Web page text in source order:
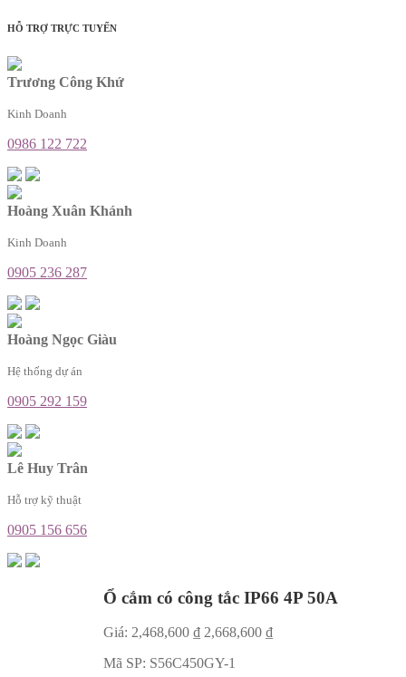
HỖ TRỢ TRỰC TUYẾN
Trương Công Khứ
Kinh Doanh
0986 122 722
Hoàng Xuân Khánh
Kinh Doanh
0905 236 287
Hoàng Ngọc Giàu
Hệ thống dự án
0905 292 159
Lê Huy Trân
Hỗ trợ kỹ thuật
0905 156 656
Ổ cắm có công tắc IP66 4P 50A
Giá: 2,468,600 ₫ 2,668,600 ₫
Mã SP: S56C450GY-1